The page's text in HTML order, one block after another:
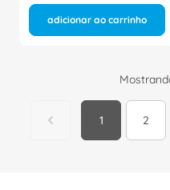
adicionar ao carrinho
1 2